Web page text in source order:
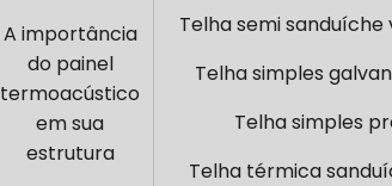
A importância
do painel
termoacústico
em sua
estrutura
Telha semi sanduíche
Telha simples
Telha simples
Telha térmica